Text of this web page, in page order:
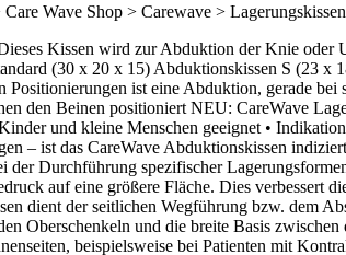
Wave Shop > Carewave >
Kissen wird zur Abduktion der Knie oder
(30 x 20 x 15) Abduktionskissen S (23
ist eine Abduktion, gerade
den Beinen positioniert NEU: CareWave
und kleine Menschen geeignet •
– ist das CareWave Abduktionskissen
Durchführung spezifischer
auf eine größere Fläche. Dies
dient der seitlichen Wegführung bzw. dem
Oberschenkeln und die breite Basis
beispielsweise bei Patienten mit